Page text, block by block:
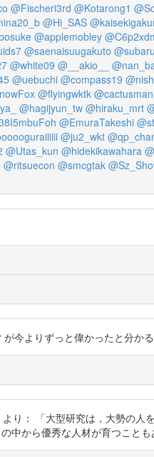
@Fischeri3rd @Kotarong1
@Hi_SAS
@applemobley
@saenaisuugakuto
@white09 @__akio__
@uebuchi @compass19
@flyingwktk @cactusman
@hagijyun_tw @hiraku_mrt
@EmuraTakeshi
@ju2_wkt
@Utas_kun @hidekikawahara
@ritsuecon @smcgtak
今よりずっと偉かったと分か
り： 「大型研究は，大勢の
中から優秀な人材が育つこと